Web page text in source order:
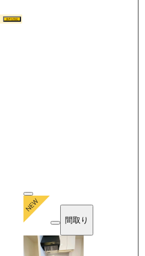
条件を指定
間取り